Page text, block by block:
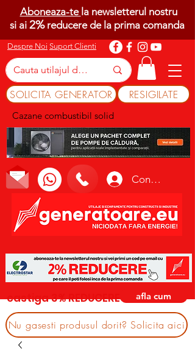
Despre Noi Suport Clienti
SOLICITA GENERATOR RESIGILATE
Cazane combustibil solid
Conectează-te
Aboneaza-te la newsletterul nostru
si ai 2%reducere de la prima comanda
castiga 3% REDUCERE afla cum
Nu gasesti produsul dorit? Solicita aici